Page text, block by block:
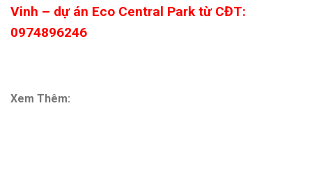
Vinh – dự án Eco Central Park từ CĐT:
0974896246
Xem Thêm: